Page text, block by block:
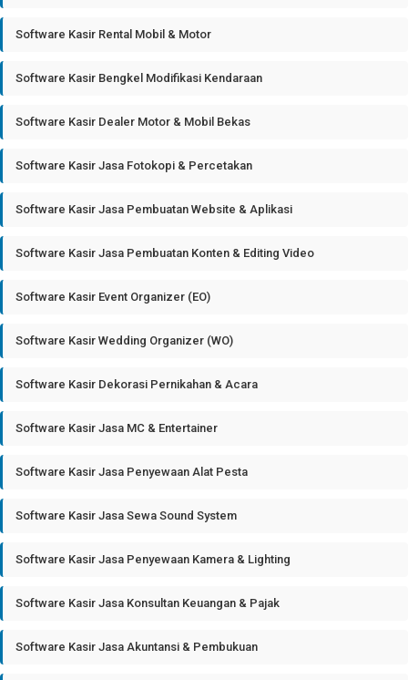
Software Kasir Rental Mobil & Motor
Software Kasir Bengkel Modifikasi Kendaraan
Software Kasir Dealer Motor & Mobil Bekas
Software Kasir Jasa Fotokopi & Percetakan
Software Kasir Jasa Pembuatan Website & Aplikasi
Software Kasir Jasa Pembuatan Konten & Editing Video
Software Kasir Event Organizer (EO)
Software Kasir Wedding Organizer (WO)
Software Kasir Dekorasi Pernikahan & Acara
Software Kasir Jasa MC & Entertainer
Software Kasir Jasa Penyewaan Alat Pesta
Software Kasir Jasa Sewa Sound System
Software Kasir Jasa Penyewaan Kamera & Lighting
Software Kasir Jasa Konsultan Keuangan & Pajak
Software Kasir Jasa Akuntansi & Pembukuan